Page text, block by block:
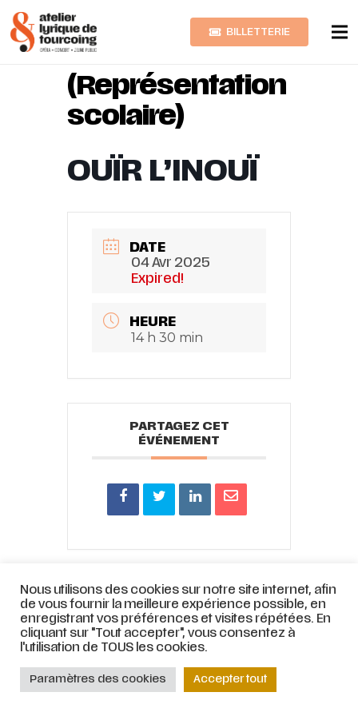
BILLETTERIE
OUÏR L’INOUÏ
(Représentation
scolaire)
OUÏR L’INOUÏ
DATE
04 Avr 2025
Expired!
HEURE
14 h 30 min
PARTAGEZ CET
ÉVÉNEMENT
© ATELIER LYRIQUE DE TOURCOING | Mentions légales| Stratégie webet
accompagnement par COJT– Cabinet conseil web –Muriel
Bertrand,www.mbdesign.fr
Nous utilisons des cookies sur notre site internet, afin
de vous fournir la meilleure expérience possible, en
enregistrant vos préférences et visites répétées. En
cliquant sur "Tout accepter", vous consentez à
l'utilisation de TOUS les cookies.
Paramètres des cookies Accepter tout